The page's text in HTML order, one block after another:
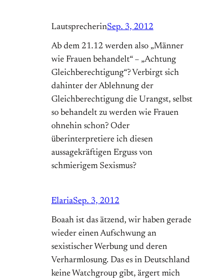
LautsprecherinSep. 3, 2012
Ab dem 21.12 werden also „Männer
wie Frauen behandelt“ – „Achtung
Gleichberechtigung“? Verbirgt sich
dahinter der Ablehnung der
Gleichberechtigung die Urangst, selbst
so behandelt zu werden wie Frauen
ohnehin schon? Oder
überinterpretiere ich diesen
aussagekräftigen Erguss von
schmierigem Sexismus?
ElariaSep. 3, 2012
Boaah ist das ätzend, wir haben gerade
wieder einen Aufschwung an
sexistischer Werbung und deren
Verharmlosung. Das es in Deutschland
keine Watchgroup gibt, ärgert mich